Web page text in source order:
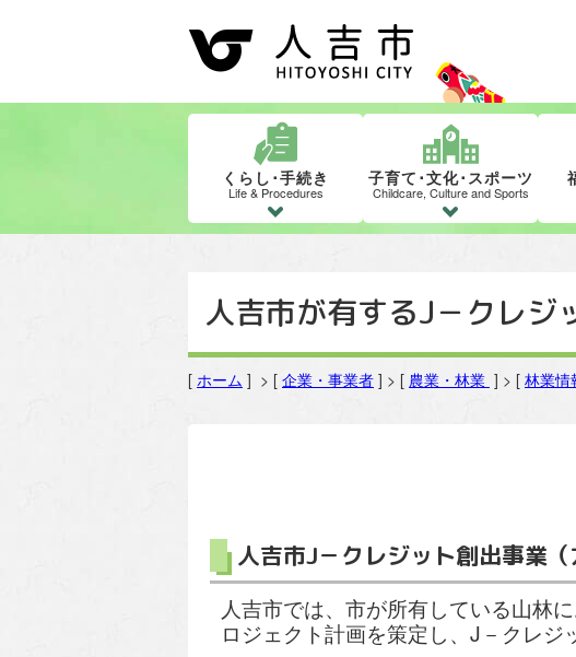
くらし･手続き
Life & Procedures
子育て･文化･スポーツ
Childcare, Culture and Sports
人吉市が有するJ－クレジ
[ ホーム ] > [ 企業・事業者 ] > [ 農業・林業 ] > [ 林業情
人吉市J－クレジット創出事業（
人吉市では、市が所有している山林
ロジェクト計画を策定し、J－クレジ